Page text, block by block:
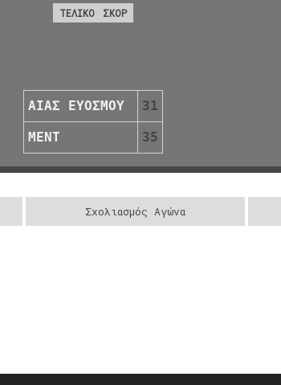
ΤΕΛΙΚΟ ΣΚΟΡ
ΑΙΑΣ ΕΥΟΣΜΟΥ 31
ΜΕΝΤ 35
Σχολιασμός Αγώνα